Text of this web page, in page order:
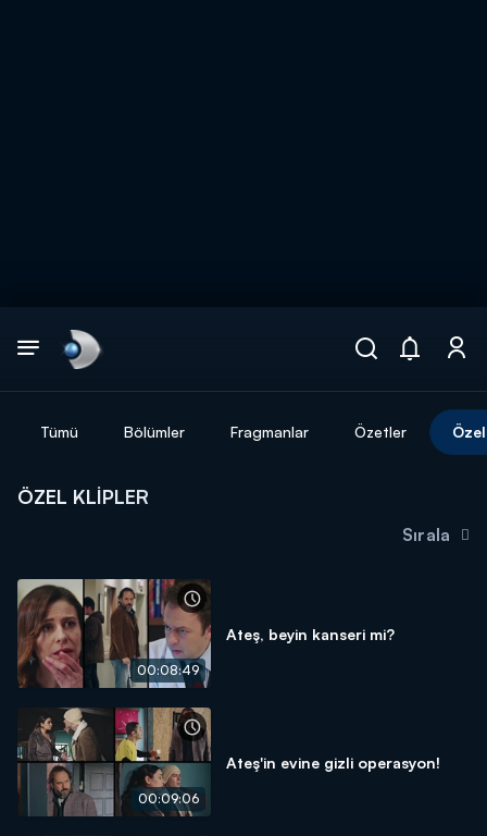
DİĞER SONUÇLAR
Tümü Bölümler Fragmanlar Özetler
ÖZEL KLIPLER
Sırala
00:08:49
Ateş, beyin kanseri mi?
00:09:06
Ateş'in evine gizli operasyon!